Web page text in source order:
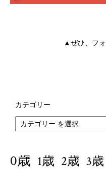
▲ぜひ、フ
カテゴリー
0歳 1歳 2歳 3歳